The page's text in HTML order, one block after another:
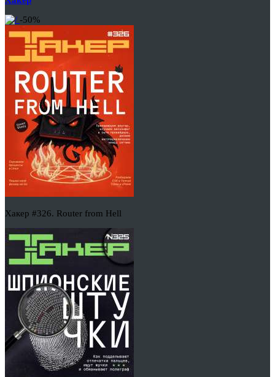
-50%
Хакер #326. Router from Hell